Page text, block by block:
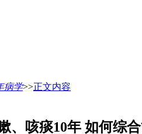
病学>>正文内容
、咳痰10年 如何综